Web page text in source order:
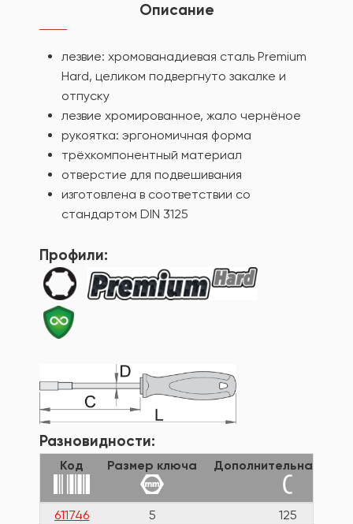
Описание
лезвие: хромованадиевая сталь Premium
Hard, целиком подвергнуто закалке и
отпуску
лезвие хромированное, жало чернёное
рукоятка: эргономичная форма
трёхкомпонентный материал
отверстие для подвешивания
изготовлена в соответствии со
стандартом DIN 3125
Профили:
Разновидности:
Код Размер ключа Дополнительная
611746 5
125